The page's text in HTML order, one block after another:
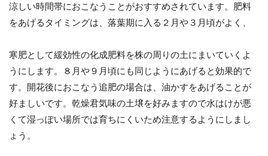
涼しい時間帯におこなうことがおすすめされています。肥料
をあげるタイミングは、落葉期に入る２月や３月頃がよく、
寒肥として緩効性の化成肥料を株の周りの土にまいていくよ
うにします。８月や９月頃にも同じようにあげると効果的で
す。開花後におこなう追肥の場合は、油かすをあげることが
好ましいです。乾燥君気味の土壌を好みますので水はけが悪
くて湿っぽい場所では育ちにくいため注意するようにしまし
ょう。